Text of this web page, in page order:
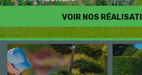
VOIR NOS
Travail de qualité